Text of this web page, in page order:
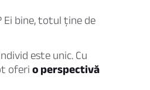
Ei bine, totul ține de
este unic. Cu
oferi o perspectivă